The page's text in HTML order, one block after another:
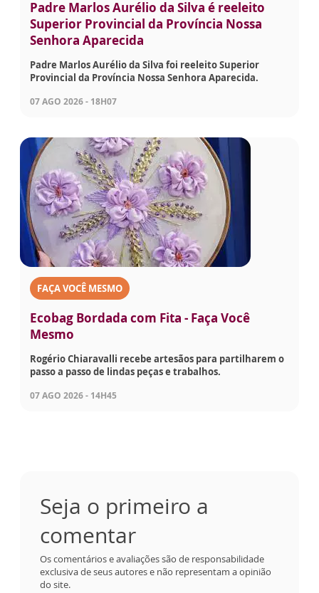
Padre Marlos Aurélio da Silva é reeleito
Superior Provincial da Província Nossa
Senhora Aparecida
Padre Marlos Aurélio da Silva foi reeleito Superior
Provincial da Província Nossa Senhora Aparecida.
07 AGO 2026 - 18H07
FAÇA VOCÊ MESMO
Ecobag Bordada com Fita - Faça Você
Mesmo
Rogério Chiaravalli recebe artesãos para partilharem o
passo a passo de lindas peças e trabalhos.
07 AGO 2026 - 14H45
Seja o primeiro a
comentar
Os comentários e avaliações são de responsabilidade
exclusiva de seus autores e não representam a opinião
do site.